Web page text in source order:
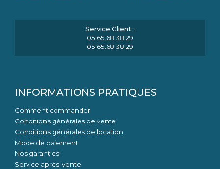
05.65.68.38.29
05.65.68.38.29
INFORMATIONS PRATIQUES
Comment commander
Conditions générales de vente
Conditions générales de location
Mode de paiement
Nos garanties
Service après-vente